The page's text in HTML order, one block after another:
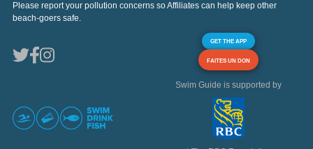
Please report your pollution concerns so Affiliates can help keep other
beach-goers safe.
GET THE APP
FAITES UN DON
Swim Guide is supported by